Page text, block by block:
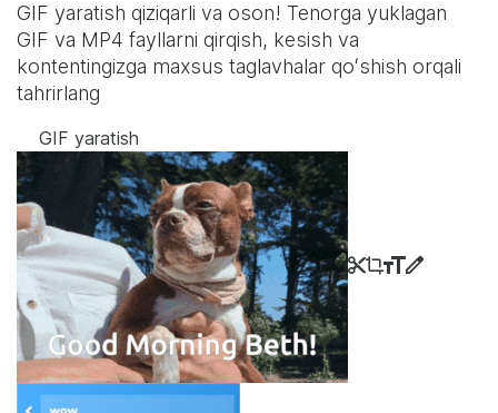
GIF yaratish qiziqarli va oson! Tenorga yuklagan
GIF va MP4 fayllarni qirqish, kesish va
kontentingizga maxsus taglavhalar qoʻshish orqali
tahrirlang
GIF yaratish